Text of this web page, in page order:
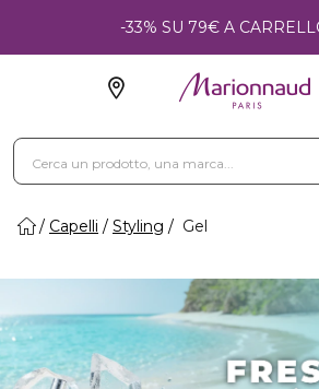
-33% SU 79€ A
Capelli Styling Gel